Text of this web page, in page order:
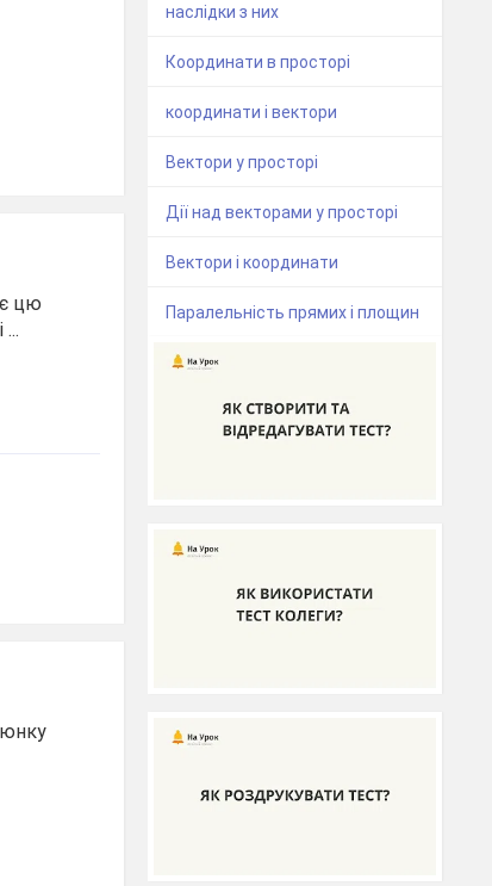
цю
наслідки з них
Координати в просторі
координати і вектори
Вектори у просторі
Дії над векторами у просторі
Вектори і координати
Паралельність прямих і площин